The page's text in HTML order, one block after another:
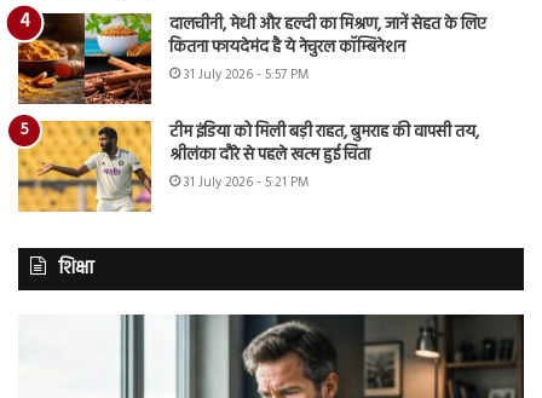
दालचीनी, मेथी और हल्दी का मिश्रण, जानें सेहत के लिए
कितना फायदेमंद है ये नेचुरल कॉम्बिनेशन
31 July 2026 - 5:57 PM
टीम इंडिया को मिली बड़ी राहत, बुमराह की वापसी तय,
श्रीलंका दौरे से पहले खत्म हुई चिंता
31 July 2026 - 5:21 PM
शिक्षा